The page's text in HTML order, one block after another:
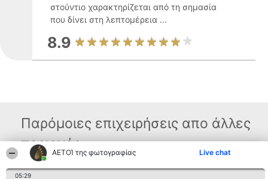
ΑΕΤΟΊ της φωτογραφίας Live chat
05:29
στούντιο χαρακτηρίζεται από τη σημασία
που δίνει στη λεπτομέρεια ...
8.9
Παρόμοιες επιχειρήσεις απο άλλες
περιοχές